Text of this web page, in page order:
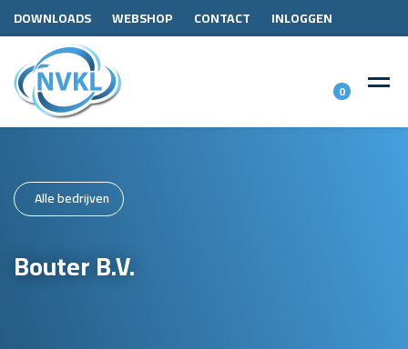
DOWNLOADS WEBSHOP CONTACT INLOGGEN
0
Alle bedrijven
Bouter B.V.